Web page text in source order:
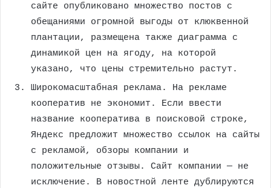
сайте опубликовано множество постов с
обещаниями огромной выгоды от клюквенной
плантации, размещена также диаграмма с
динамикой цен на ягоду, на которой
указано, что цены стремительно растут.
Широкомасштабная реклама. На рекламе
кооператив не экономит. Если ввести
название кооператива в поисковой строке,
Яндекс предложит множество ссылок на сайты
с рекламой, обзоры компании и
положительные отзывы. Сайт компании — не
исключение. В новостной ленте дублируются